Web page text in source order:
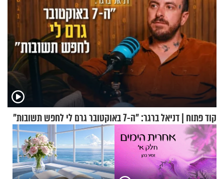
קוד פתוח | דניאל ברגר: "ה-7 באוקטובר גרם לי לחפש תשובות"